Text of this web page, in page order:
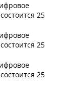
25
25
25